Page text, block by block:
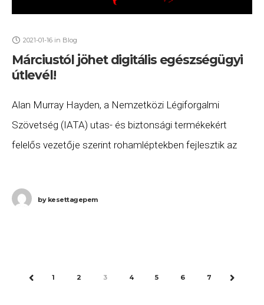
2021-01-16 in Blog
Márciustól jöhet digitális egészségügyi
útlevél!
Alan Murray Hayden, a Nemzetközi Légiforgalmi
Szövetség (IATA) utas- és biztonsági termékekért
felelős vezetője szerint rohamléptekben fejlesztik az
bykesettagepem
PREV1 2 3 4 5 6 7 NEXT